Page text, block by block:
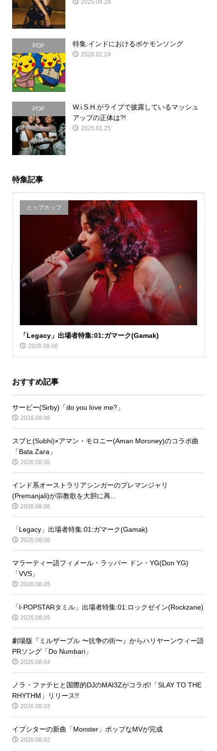
2025.04.28
POP 特集:インドにおけるポケモンソング
2026.02.24
POP
W.i.S.H.がライブで披露しているマッシュ
アップの正体は?!
2025.01.25
特集記事
ヒップホップ
「Legacy」出場者特集:01:ガマーク(Gamak)
2026.08.06
おすすめ記事
サービー(Sirby)「do you love me?」
2026.08.06
スブヒ(Subhi)×アマン・モロニー(Aman Moroney)のコラボ曲
「Bata Zara」
2026.08.06
インド系オーストラリアシンガーのプレマンジャリ
(Premanjali)が宗教歌を大胆に再...
2026.08.06
「Legacy」出場者特集:01:ガマーク(Gamak)
2026.08.06
マラーティー語フィメール・ラッパー ドン・YG(Don YG)
「VVS」
2026.08.05
「I-POPSTARタミル」出場者特集:01:ロックゼイン(Rockzane)
2026.08.05
劇場版『ミルザープル 〜抗争の街〜』からハリヤーンウィー語
PRソング「Do Numbari」
2026.08.04
ノラ・ファテヒと国際的DJのMAI3Zがコラボ!「SLAY TO THE
RHYTHM」リリース!!
2026.08.03
イプシターの新曲「Monster」ポップなMVが完成
2026.08.02